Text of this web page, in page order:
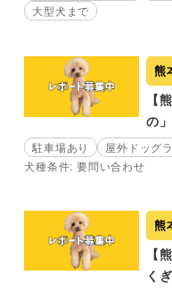
大型犬まで
熊
【
の」
駐車場あり 屋外ドッグ
犬種条件: 要問い合わせ
熊
【
く